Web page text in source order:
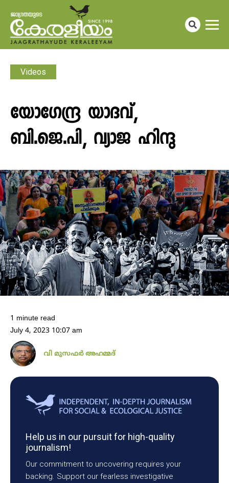
Videos
യോ​ഗേന്ദ്ര യാദവ്,
ബി.ജെ.പി, വ്യാജ ഹിന്ദു
1 minute read
July 4, 2023 10:07 am
വി മുസഫർ അഹമ്മദ്
Help us in our pursuit for high-quality
journalism!
Our commitment to uncovering requires your
backing. Support our fearless investigative